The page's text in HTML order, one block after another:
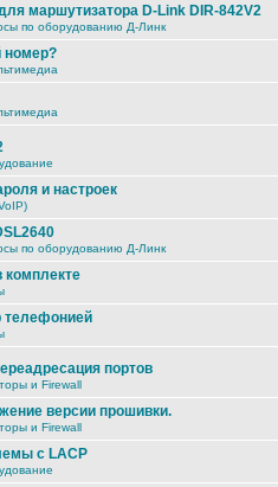
маршутизатора D-Link DIR-842V2
по оборудованию Д-Линк
номер?
и настроек
по оборудованию Д-Линк
комплекте
телефонией
портов
и Firewall
версии прошивки.
и Firewall
с LACP